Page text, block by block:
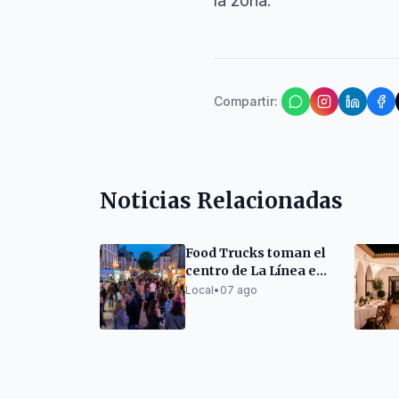
Compartir:
Noticias Relacionadas
Food Trucks toman el
centro de La Línea en
la Feria de Agosto
Local• 07 ago